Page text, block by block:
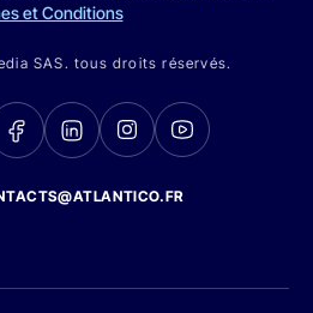
et Conditions
SAS. tous droits réservés.